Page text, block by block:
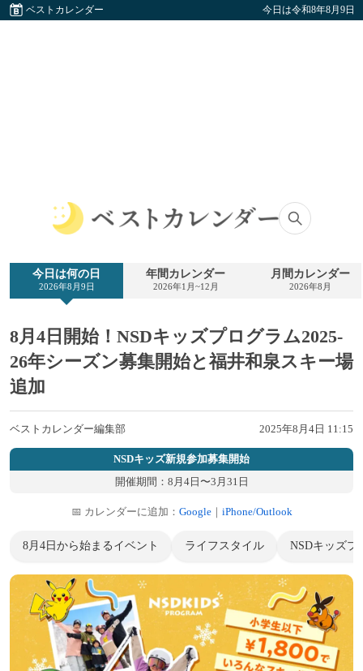
ベストカレンダー 今日は令和8年8月9日
ト
カ
ー
今日は何の日
2026年8月9日
年間カレンダー
2026年1月~12月
月間カレンダー
2026年8月
8月4日開始！NSDキッズプログラム2025-
26年シーズン募集開始と福井和泉スキー場
追加
ベストカレンダー編集部 2025年8月4日 11:15
NSDキッズ新規参加募集開始
開催期間：8月4日〜3月31日
📅 カレンダーに追加： Google｜ iPhone/Outlook
8月4日から始まるイベント ライフスタイル NSDキッズプ